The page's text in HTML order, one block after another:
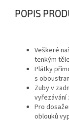
POPIS
Veškeré
tenkým
Plátky
s
Zuby v
vyřezávání
Pro
oblouků